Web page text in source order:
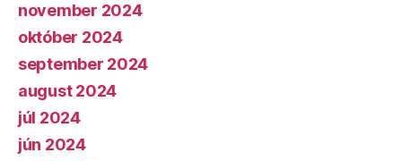
november 2024
október 2024
september 2024
august 2024
júl 2024
jún 2024